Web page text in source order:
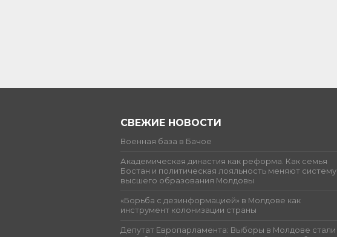
СВЕЖИЕ НОВОСТИ
Военная база в Бачое
Академическая династия как реформа. Как семья
Бостан и политическая лояльность меняют систему
высшего образования Молдовы
«Борьба с дезинформацией» в Молдове как
инструмент колонизации страны
Депутат Европарламента: Выборы в Молдове стали